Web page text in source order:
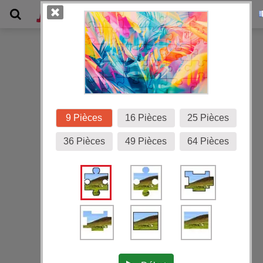
Galerie
9 Pièces 16 Pièces 25 Pièces
36 Pièces 49 Pièces 64 Pièces